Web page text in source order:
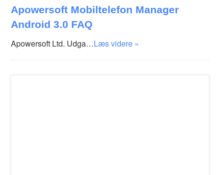
Apowersoft Mobiltelefon Manager
Android 3.0 FAQ
Apowersoft Ltd. Udga…Læs videre »